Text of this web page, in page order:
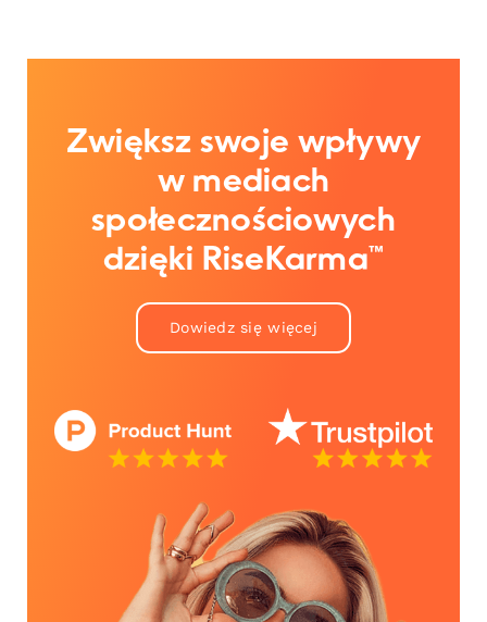
Zwiększ swoje wpływy
w mediach
społecznościowych
dzięki RiseKarma™
Dowiedz się więcej